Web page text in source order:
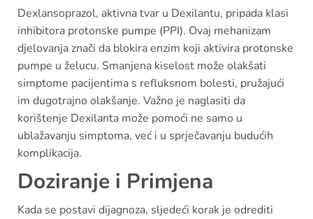
Dexlansoprazol, aktivna tvar u Dexilantu, pripada klasi
inhibitora protonske pumpe (PPI). Ovaj mehanizam
djelovanja znači da blokira enzim koji aktivira protonske
pumpe u želucu. Smanjena kiselost može olakšati
simptome pacijentima s refluksnom bolesti, pružajući
im dugotrajno olakšanje. Važno je naglasiti da
korištenje Dexilanta može pomoći ne samo u
ublažavanju simptoma, već i u sprječavanju budućih
komplikacija.
Doziranje i Primjena
Kada se postavi dijagnoza, sljedeći korak je odrediti